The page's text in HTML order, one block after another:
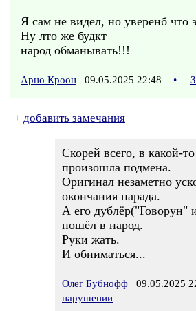
Я сам не видел, но уверенб что
Ну лто же будкт
народ обманывать!!!
Арно Кроон 09.05.2025 22:48 •
+ добавить замечания
Скорей всего, в какой-
произошла подмена.
Оригинал незаметно
окончания парада.
А его дублёр("Говорун"
пошёл в народ.
Руки жать.
И обниматься...
Олег Бубнофф 09.05.2025
нарушении